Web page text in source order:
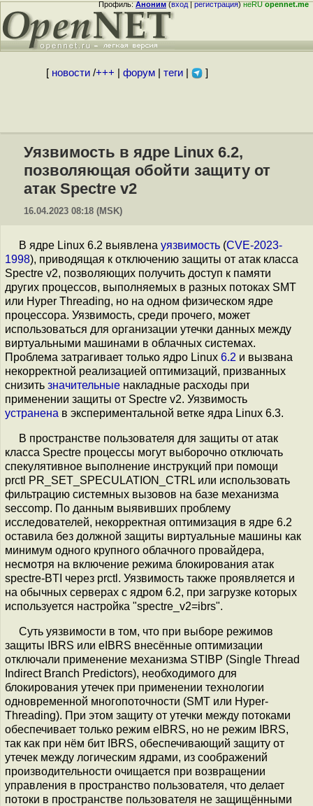
Профиль:Аноним(вход|регистрация)неRUopennet.me
[ новости/+++ форум| теги| ]
Уязвимость в ядре Linux 6.2,
позволяющая обойти защиту от
атак Spectre v2
16.04.2023 08:18 (MSK)
В ядре Linux 6.2 выявлена уязвимость (CVE-2023-
1998), приводящая к отключению защиты от атак класса
Spectre v2, позволяющих получить доступ к памяти
других процессов, выполняемых в разных потоках SMT
или Hyper Threading, но на одном физическом ядре
процессора. Уязвимость, среди прочего, может
использоваться для организации утечки данных между
виртуальными машинами в облачных системах.
Проблема затрагивает только ядро Linux 6.2 и вызвана
некорректной реализацией оптимизаций, призванных
снизить значительные накладные расходы при
применении защиты от Spectre v2. Уязвимость
устранена в экспериментальной ветке ядра Linux 6.3.
В пространстве пользователя для защиты от атак
класса Spectre процессы могут выборочно отключать
спекулятивное выполнение инструкций при помощи
prctl PR_SET_SPECULATION_CTRL или использовать
фильтрацию системных вызовов на базе механизма
seccomp. По данным выявивших проблему
исследователей, некорректная оптимизация в ядре 6.2
оставила без должной защиты виртуальные машины как
минимум одного крупного облачного провайдера,
несмотря на включение режима блокирования атак
spectre-BTI через prctl. Уязвимость также проявляется и
на обычных серверах с ядром 6.2, при загрузке которых
используется настройка "spectre_v2=ibrs".
Суть уязвимости в том, что при выборе режимов
защиты IBRS или eIBRS внесённые оптимизации
отключали применение механизма STIBP (Single Thread
Indirect Branch Predictors), необходимого для
блокирования утечек при применении технологии
одновременной многопоточности (SMT или Hyper-
Threading). При этом защиту от утечки между потоками
обеспечивает только режим eIBRS, но не режим IBRS,
так как при нём бит IBRS, обеспечивающий защиту от
утечек между логическим ядрами, из соображений
производительности очищается при возвращении
управления в пространство пользователя, что делает
потоки в пространстве пользователя не защищёнными